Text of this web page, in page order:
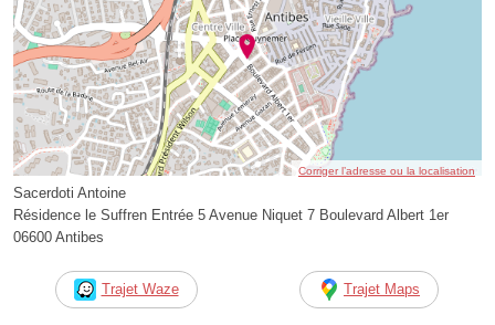
Corriger l’adresse ou la localisation
Sacerdoti Antoine
Résidence le Suffren Entrée 5 Avenue Niquet 7 Boulevard Albert 1er
06600 Antibes
Trajet Waze Trajet Maps